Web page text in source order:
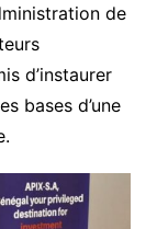
de
d’instaurer
bases d’une